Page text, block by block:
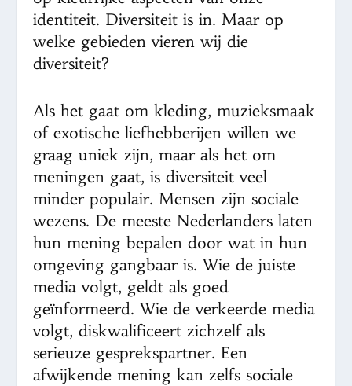
identiteit. Diversiteit is in. Maar op
welke gebieden vieren wij die
diversiteit?
Als het gaat om kleding, muzieksmaak
of exotische liefhebberijen willen we
graag uniek zijn, maar als het om
meningen gaat, is diversiteit veel
minder populair. Mensen zijn sociale
wezens. De meeste Nederlanders laten
hun mening bepalen door wat in hun
omgeving gangbaar is. Wie de juiste
media volgt, geldt als goed
geïnformeerd. Wie de verkeerde media
volgt, diskwalificeert zichzelf als
serieuze gesprekspartner. Een
afwijkende mening kan zelfs sociale